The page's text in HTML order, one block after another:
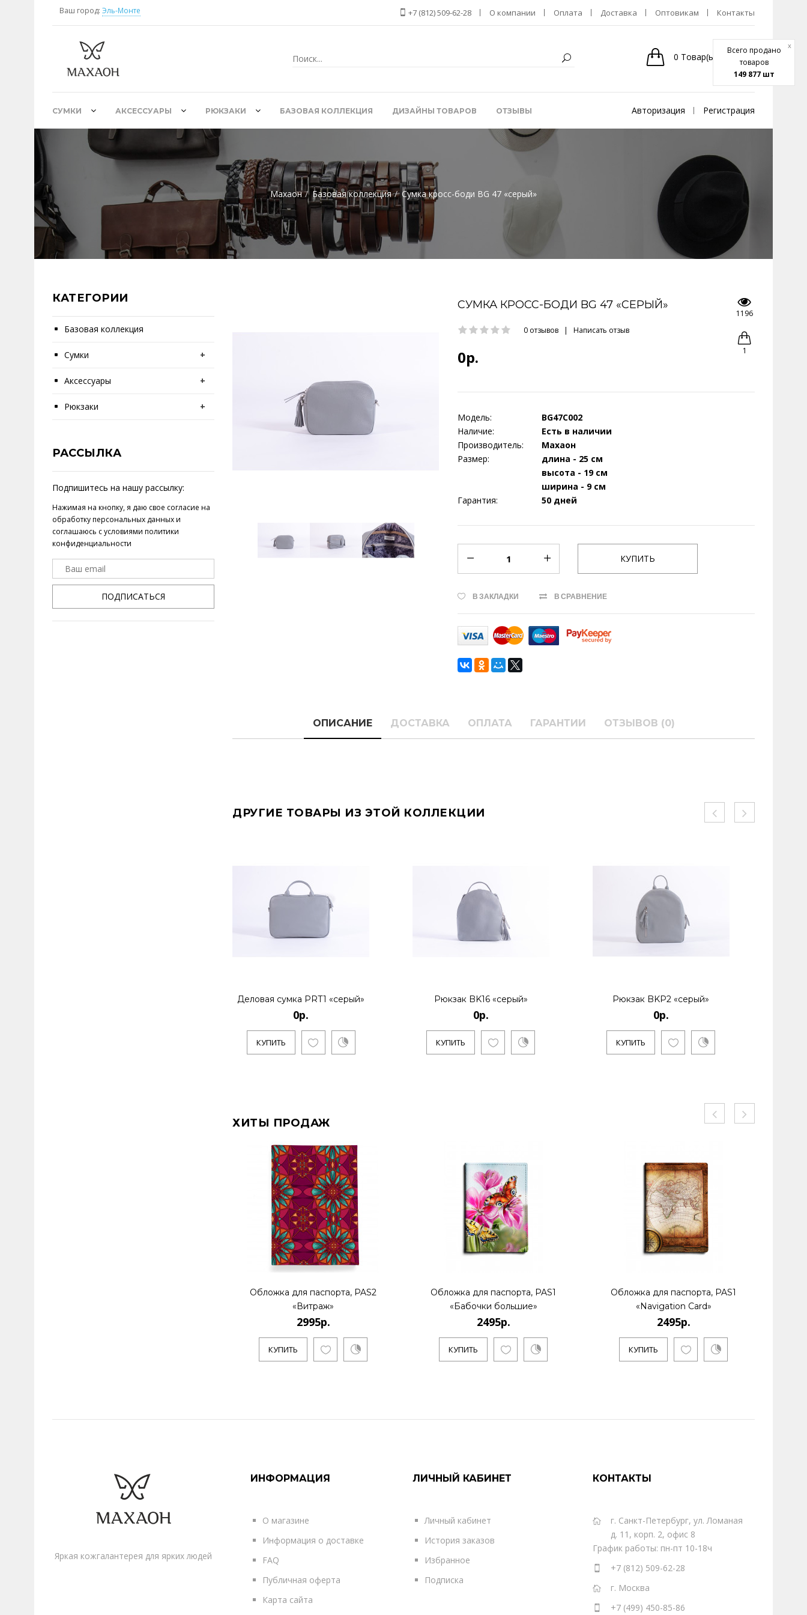
Всего продано
товаров
149 877 шт
x
Ваш город: Эль-Монте +7 (812) 509-62-28 О компании Оплата Доставка Оптовикам Контакты
0 Товар(ы) 0р.
СУМКИ АКСЕССУАРЫ РЮКЗАКИ БАЗОВАЯ КОЛЛЕКЦИЯ ДИЗАЙНЫ ТОВАРОВ ОТЗЫВЫ Авторизация Регистрация
Махаон Базовая коллекция Сумка кросс-боди BG 47 «серый»
КАТЕГОРИИ
Базовая коллекция
Сумки +
Аксессуары +
Рюкзаки +
РАССЫЛКА
Подпишитесь на нашу рассылку:
Нажимая на кнопку, я даю свое согласие на
обработку персональных данныхи
соглашаюсь с условиями политики
конфиденциальности
ПОДПИСАТЬСЯ
СУМКА КРОСС-БОДИ BG 47 «СЕРЫЙ»
0 отзывов | Написать отзыв
0р.
1196
1
Модель:
BG47C002
Наличие:
Есть в наличии
Производитель:
Махаон
Размер:
длина - 25 см
высота - 19 см
ширина - 9 см
Гарантия:
50 дней
В ЗАКЛАДКИ В СРАВНЕНИЕ
ОПИСАНИЕ ДОСТАВКА ОПЛАТА ГАРАНТИИ ОТЗЫВОВ (0)
ДРУГИЕ ТОВАРЫ ИЗ ЭТОЙ КОЛЛЕКЦИИ
Деловая сумка PRT1 «серый»
0р.
КУПИТЬ
Рюкзак BK16 «серый»
0р.
КУПИТЬ
Рюкзак BKP2 «серый»
0р.
КУПИТЬ
ХИТЫ ПРОДАЖ
Обложка для паспорта, PAS2
«Витраж»
2995р.
КУПИТЬ
Обложка для паспорта, PAS1
«Бабочки большие»
2495р.
КУПИТЬ
Обложка для паспорта, PAS1
«Navigation Card»
2495р.
КУПИТЬ
Яркая кожгалантерея для ярких людей
ИНФОРМАЦИЯ
О магазине
Информация о доставке
FAQ
Публичная оферта
Карта сайта
ЛИЧНЫЙ КАБИНЕТ
Личный кабинет
История заказов
Избранное
Подписка
КОНТАКТЫ
г. Санкт-Петербург, ул. Ломаная
д. 11, корп. 2, офис 8
График работы: пн-пт 10-18ч
+7 (812) 509-62-28
г. Москва
+7 (499) 450-85-86